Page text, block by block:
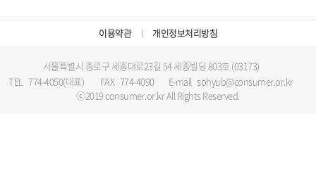
이용약관 개인정보처리방침
서울특별시 종로구 세종대로23길 54 세종빌딩 803호 (03173)
TEL
774-4050(대표) FAX 774-4090 E-mail sohyub@consumer.or.kr
ⓒ2019 consumer.or.kr All Rights Reserved.